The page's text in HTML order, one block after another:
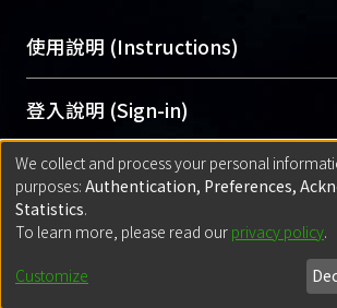
用逐年攀升。同時可加速研究發展
Archive）平台。 （點選深入了解OA）
含部分內容的版權非匯入者所有
助與合作完成，請確認該版權所
意提供此授權。
Please represent that the
original work, and that you have
grant the rights to upload.
若欲上傳已出版的全文電子檔，可
policy finder
網站查詢，以確認
政策。
使用說明 (Instructions)
網站簡介(Quickstart Guide)
使用手冊(Instruction Manual)
線上預約服務(Booking Service)
登入說明 (Sign-in)
方案一：臺灣大學計算機中心帳
(With C&INC Email Account)
方案二：ORCID帳號登入(With
匯入著作 (Submission)
方案一：定期更新ORCID者，以ID
for identifier (ORCID))
方案二：
(Default
Built withDSpace-CRIS software
- Extension
We collect and process your personal
purposes: Authentication, Preferences,
Statistics.
To learn more, please read our privacy policy.
Customize